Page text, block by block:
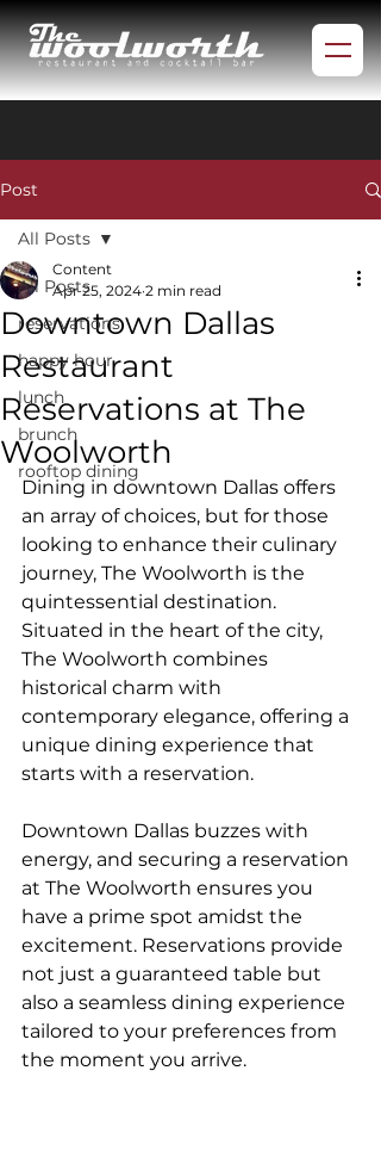
Post
All Posts
reservations
happy hour
lunch
brunch
rooftop dining
All Posts
Downtown Dallas
Restaurant
Reservations at The
Woolworth
Content
Apr 25, 2024 2 min read
Dining in downtown Dallas offers
an array of choices, but for those
looking to enhance their culinary
journey, The Woolworth is the
quintessential destination.
Situated in the heart of the city,
The Woolworth combines
historical charm with
contemporary elegance, offering a
unique dining experience that
starts with a reservation.
Downtown Dallas buzzes with
energy, and securing a reservation
at The Woolworth ensures you
have a prime spot amidst the
excitement. Reservations provide
not just a guaranteed table but
also a seamless dining experience
tailored to your preferences from
the moment you arrive.